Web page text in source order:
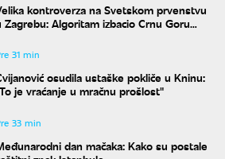
kontroverza na Svetskom prvenstvu
Zagrebu: Algoritam izbacio Crnu Goru
31 min
osudila ustaške pokliče u Kninu:
je vraćanje u mračnu prošlost"
33 min
dan mačaka: Kako su postale